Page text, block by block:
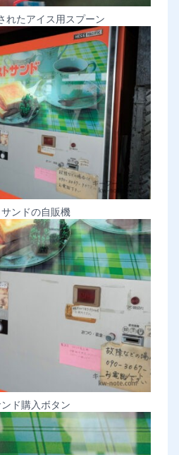
れたアイス用スプーン
ンドの自販機
ド購入ボタン